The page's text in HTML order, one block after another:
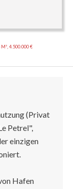
4.500.000 €
(Privat
Petrel",
einzigen
Hafen